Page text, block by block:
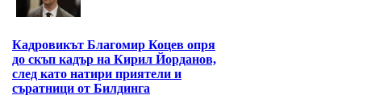
Кадровикът Благомир Коцев опря
до скъп кадър на Кирил Йорданов,
след като натири приятели и
съратници от Билдинга